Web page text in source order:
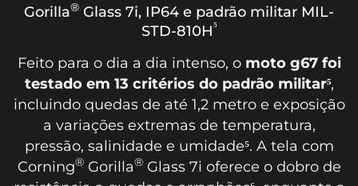
Gorilla® Glass 7i, IP64 e padrão militar MIL-
STD-810H⁵
Feito para o dia a dia intenso, o moto g67 foi
testado em 13 critérios do padrão militar⁵,
incluindo quedas de até 1,2 metro e exposição
a variações extremas de temperatura,
pressão, salinidade e umidade⁵. A tela com
Corning®Gorilla®Glass 7i oferece o dobro de